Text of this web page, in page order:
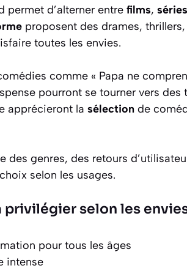
permet d’alterner entre films, séries
proposent des drames,
toutes les envies.
comme « Papa ne
pourront se tourner vers des
apprécieront la sélection de
des genres, des retours
selon les usages.
privilégier selon les
pour tous les âges
intense